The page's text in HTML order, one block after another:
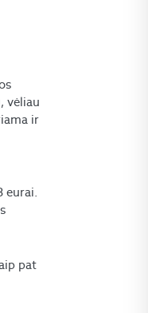
vėliau
ir
eurai.
pat